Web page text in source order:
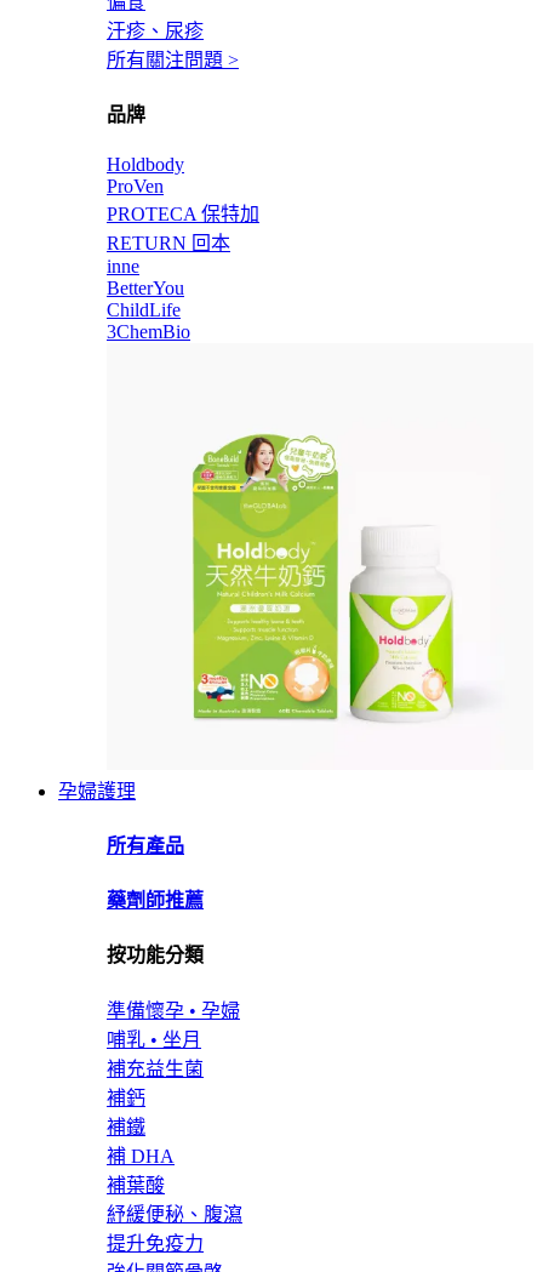
汗疹、尿疹
所有關注問題 >
品牌
Holdbody
ProVen
PROTECA 保特加
RETURN 回本
inne
BetterYou
ChildLife
3ChemBio
孕婦護理
所有產品
藥劑師推薦
按功能分類
準備懷孕 • 孕婦
哺乳 • 坐月
補充益生菌
補鈣
補鐵
補 DHA
補葉酸
紓緩便秘、腹瀉
提升免疫力